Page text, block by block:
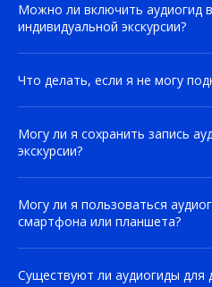
Можно ли включить аудиогид
индивидуальной экскурсии?
Что делать, если я не могу
Могу ли я сохранить запись
экскурсии?
Могу ли я пользоваться
смартфона или планшета?
Существуют ли аудиогиды для